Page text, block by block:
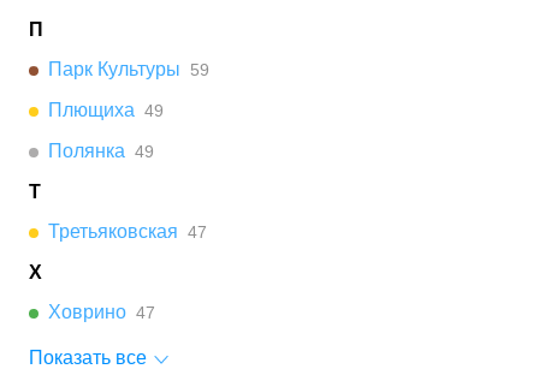
П
Парк Культуры
59
Плющиха 49
Полянка 49
Т
Третьяковская 47
Х
Ховрино 47
Показать все